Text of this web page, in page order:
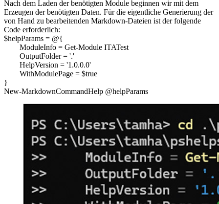
Nach dem Laden der benötigten Module beginnen wir mit dem
Erzeugen der benötigten Daten. Für die eigentliche Generierung der
von Hand zu bearbeitenden Markdown-Dateien ist der folgende
Code erforderlich:
$helpParams = @{
ModuleInfo = Get-Module ITATest
OutputFolder = '.'
HelpVersion = '1.0.0.0'
WithModulePage = $true
}
New-MarkdownCommandHelp @helpParams